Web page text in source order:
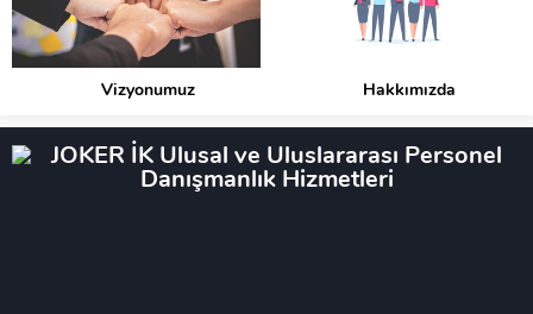
Vizyonumuz Hakkımızda